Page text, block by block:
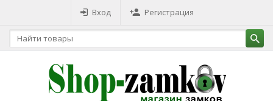
Вход Регистрация